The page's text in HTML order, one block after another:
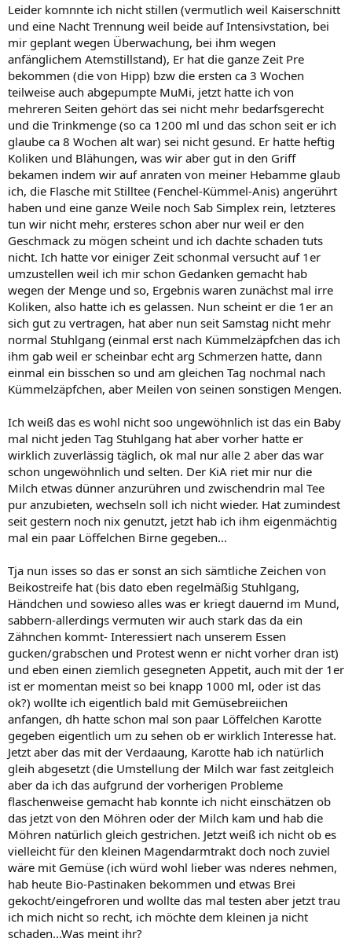
Leider komnnte ich nicht stillen (vermutlich weil Kaiserschnitt
und eine Nacht Trennung weil beide auf Intensivstation, bei
mir geplant wegen Überwachung, bei ihm wegen
anfänglichem Atemstillstand), Er hat die ganze Zeit Pre
bekommen (die von Hipp) bzw die ersten ca 3 Wochen
teilweise auch abgepumpte MuMi, jetzt hatte ich von
mehreren Seiten gehört das sei nicht mehr bedarfsgerecht
und die Trinkmenge (so ca 1200 ml und das schon seit er ich
glaube ca 8 Wochen alt war) sei nicht gesund. Er hatte heftig
Koliken und Blähungen, was wir aber gut in den Griff
bekamen indem wir auf anraten von meiner Hebamme glaub
ich, die Flasche mit Stilltee (Fenchel-Kümmel-Anis) angerührt
haben und eine ganze Weile noch Sab Simplex rein, letzteres
tun wir nicht mehr, ersteres schon aber nur weil er den
Geschmack zu mögen scheint und ich dachte schaden tuts
nicht. Ich hatte vor einiger Zeit schonmal versucht auf 1er
umzustellen weil ich mir schon Gedanken gemacht hab
wegen der Menge und so, Ergebnis waren zunächst mal irre
Koliken, also hatte ich es gelassen. Nun scheint er die 1er an
sich gut zu vertragen, hat aber nun seit Samstag nicht mehr
normal Stuhlgang (einmal erst nach Kümmelzäpfchen das ich
ihm gab weil er scheinbar echt arg Schmerzen hatte, dann
einmal ein bisschen so und am gleichen Tag nochmal nach
Kümmelzäpfchen, aber Meilen von seinen sonstigen Mengen.
Ich weiß das es wohl nicht soo ungewöhnlich ist das ein Baby
mal nicht jeden Tag Stuhlgang hat aber vorher hatte er
wirklich zuverlässig täglich, ok mal nur alle 2 aber das war
schon ungewöhnlich und selten. Der KiA riet mir nur die
Milch etwas dünner anzurühren und zwischendrin mal Tee
pur anzubieten, wechseln soll ich nicht wieder. Hat zumindest
seit gestern noch nix genutzt, jetzt hab ich ihm eigenmächtig
mal ein paar Löffelchen Birne gegeben...
Tja nun isses so das er sonst an sich sämtliche Zeichen von
Beikostreife hat (bis dato eben regelmäßig Stuhlgang,
Händchen und sowieso alles was er kriegt dauernd im Mund,
sabbern-allerdings vermuten wir auch stark das da ein
Zähnchen kommt- Interessiert nach unserem Essen
gucken/grabschen und Protest wenn er nicht vorher dran ist)
und eben einen ziemlich gesegneten Appetit, auch mit der 1er
ist er momentan meist so bei knapp 1000 ml, oder ist das
ok?) wollte ich eigentlich bald mit Gemüsebreiichen
anfangen, dh hatte schon mal son paar Löffelchen Karotte
gegeben eigentlich um zu sehen ob er wirklich Interesse hat.
Jetzt aber das mit der Verdaaung, Karotte hab ich natürlich
gleih abgesetzt (die Umstellung der Milch war fast zeitgleich
aber da ich das aufgrund der vorherigen Probleme
flaschenweise gemacht hab konnte ich nicht einschätzen ob
das jetzt von den Möhren oder der Milch kam und hab die
Möhren natürlich gleich gestrichen. Jetzt weiß ich nicht ob es
vielleicht für den kleinen Magendarmtrakt doch noch zuviel
wäre mit Gemüse (ich würd wohl lieber was nderes nehmen,
hab heute Bio-Pastinaken bekommen und etwas Brei
gekocht/eingefroren und wollte das mal testen aber jetzt trau
ich mich nicht so recht, ich möchte dem kleinen ja nicht
schaden...Was meint ihr?